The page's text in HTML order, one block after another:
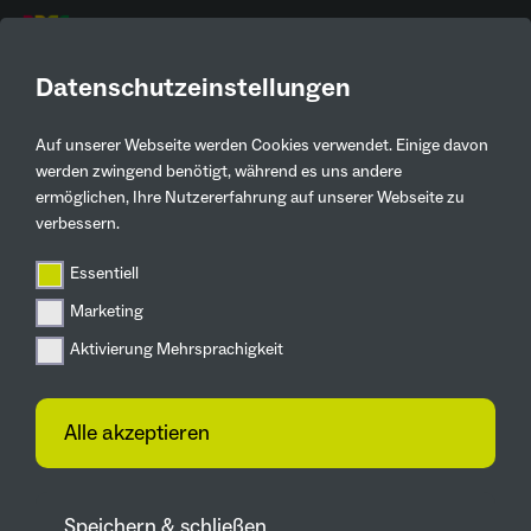
Datenschutzeinstellungen
Auf unserer Webseite werden Cookies verwendet. Einige davon
werden zwingend benötigt, während es uns andere
ermöglichen, Ihre Nutzererfahrung auf unserer Webseite zu
verbessern.
Essentiell
Marketing
Aktivierung Mehrsprachigkeit
Alle akzeptieren
Aktuelles
Zurück
Zukunftsgärten
Umbau des
RheinPark Duisburg
startet